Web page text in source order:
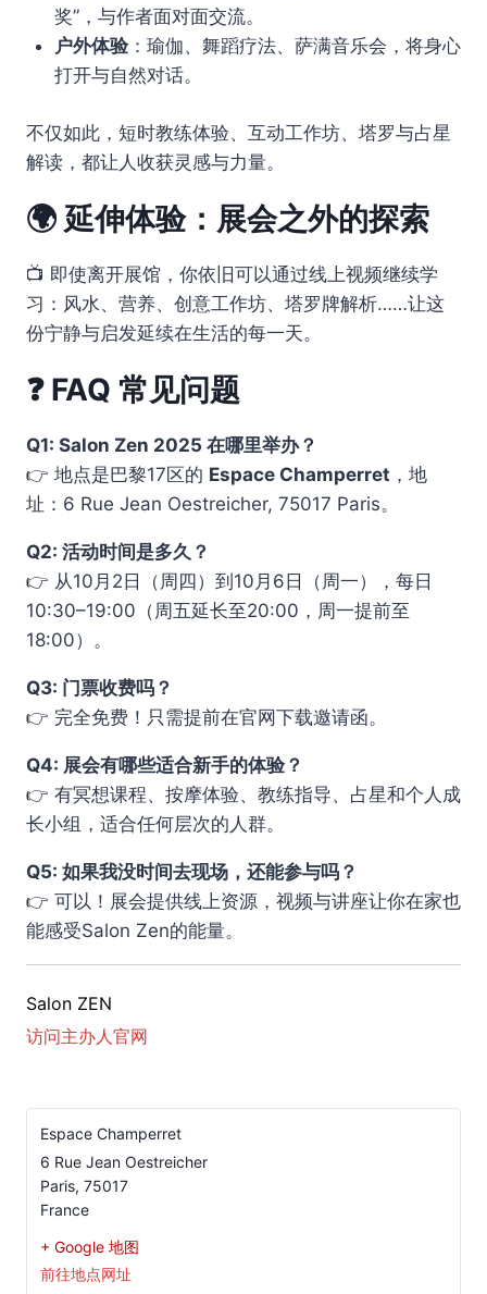
奖”，与作者面对面交流。
户外体验：瑜伽、舞蹈疗法、萨满音乐会，将身心
打开与自然对话。
不仅如此，短时教练体验、互动工作坊、塔罗与占星
解读，都让人收获灵感与力量。
🌍 延伸体验：展会之外的探索
📺 即使离开展馆，你依旧可以通过线上视频继续学
习：风水、营养、创意工作坊、塔罗牌解析……让这
份宁静与启发延续在生活的每一天。
❓ FAQ 常见问题
Q1: Salon Zen 2025 在哪里举办？
👉 地点是巴黎17区的 Espace Champerret ，地
址：6 Rue Jean Oestreicher, 75017 Paris。
Q2: 活动时间是多久？
👉 从10月2日（周四）到10月6日（周一），每日
10:30–19:00（周五延长至20:00，周一提前至
18:00）。
Q3: 门票收费吗？
👉 完全免费！只需提前在官网下载邀请函。
Q4: 展会有哪些适合新手的体验？
👉 有冥想课程、按摩体验、教练指导、占星和个人成
长小组，适合任何层次的人群。
Q5: 如果我没时间去现场，还能参与吗？
👉 可以！展会提供线上资源，视频与讲座让你在家也
能感受Salon Zen的能量。
Salon ZEN
访问主办人官网
Espace Champerret
6 Rue Jean Oestreicher
Paris, 75017
France
+ Google 地图
前往地点网址